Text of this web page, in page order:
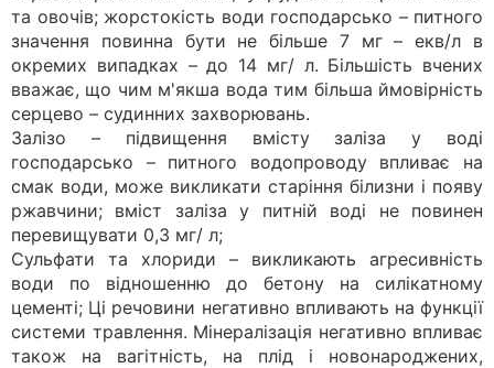
та овочів; жорстокість води господарсько – питного
значення повинна бути не більше 7 мг – екв/л в
окремих випадках – до 14 мг/ л. Більшість вчених
вважає, що чим м'якша вода тим більша ймовірність
серцево – судинних захворювань.
Залізо – підвищення вмісту заліза у воді
господарсько – питного водопроводу впливає на
смак води, може викликати старіння білизни і появу
ржавчини; вміст заліза у питній воді не повинен
перевищувати 0,3 мг/ л;
Сульфати та хлориди – викликають агресивність
води по відношенню до бетону на силікатному
цементі; Ці речовини негативно впливають на функції
системи травлення. Мінералізація негативно впливає
також на вагітність, на плід і новонароджених,